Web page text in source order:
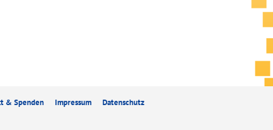
& Spenden Impressum Datenschutz